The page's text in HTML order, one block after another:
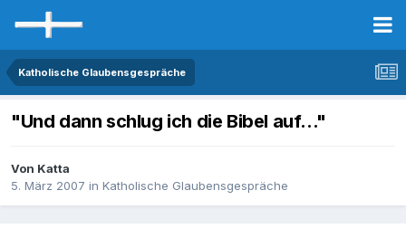
Katholische Glaubensgespräche
"Und dann schlug ich die Bibel auf..."
Von Katta
5. März 2007 in Katholische Glaubensgespräche